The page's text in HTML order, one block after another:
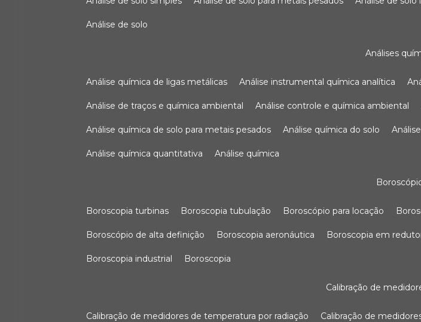
análise de solo
análises
análise química de ligas metálicas análise instrumental química analítica
análise de traços e química ambiental análise controle e química ambiental
análise química de solo para metais pesados análise química do solo
análise química quantitativa análise química
boroscopia turbinas boroscopia tubulação boroscópio para locação
boroscópio de alta definição boroscopia aeronáutica boroscopia em
boroscopia industrial boroscopia
calibração de
calibração de medidores de temperatura por radiação calibração de